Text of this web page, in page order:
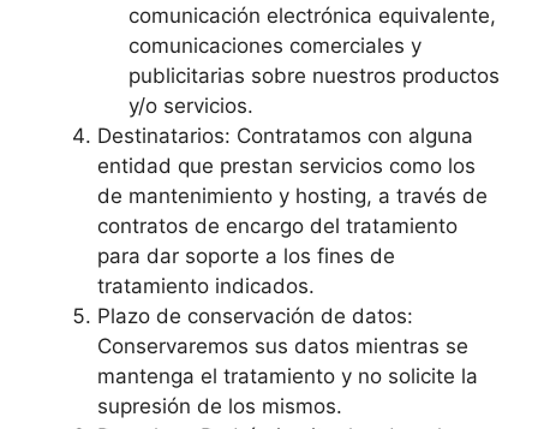
comunicación electrónica equivalente,
comunicaciones comerciales y
publicitarias sobre nuestros productos
y/o servicios.
Destinatarios: Contratamos con alguna
entidad que prestan servicios como los
de mantenimiento y hosting, a través de
contratos de encargo del tratamiento
para dar soporte a los fines de
tratamiento indicados.
Plazo de conservación de datos:
Conservaremos sus datos mientras se
mantenga el tratamiento y no solicite la
supresión de los mismos.